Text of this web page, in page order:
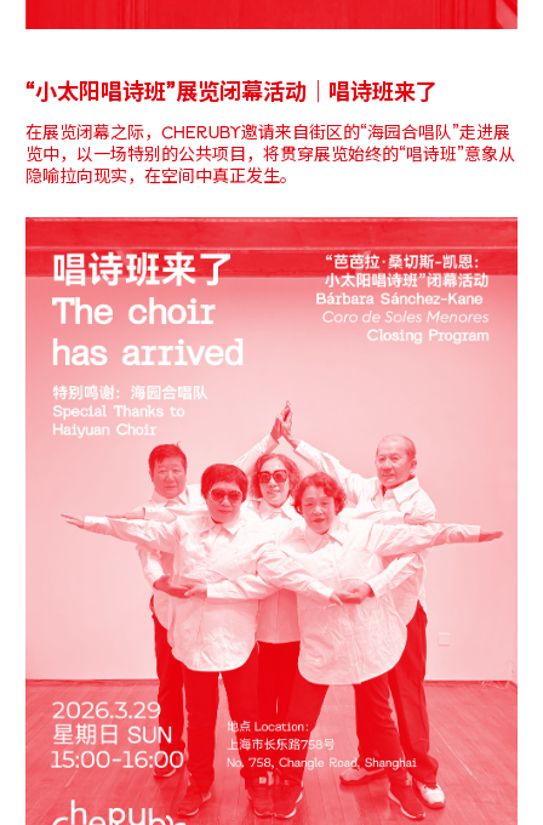
“小太阳唱诗班”展览闭幕活动｜唱诗班来了
在展览闭幕之际，CHERUBY邀请来自街区的“海园合唱队”走进展
览中，以一场特别的公共项目，将贯穿展览始终的“唱诗班”意象从
隐喻拉向现实，在空间中真正发生。